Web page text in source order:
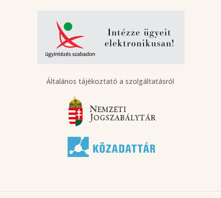
Általános tájékoztató a szolgáltatásról